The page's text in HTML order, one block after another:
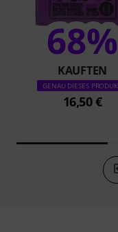
68%
KAUFTEN
GENAU DIESES
16,50 €